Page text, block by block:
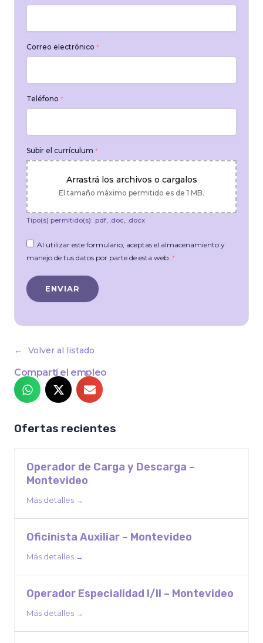
Correo electrónico *
Teléfono *
Subir el currículum *
Arrastrá los archivos o cargalos
El tamaño máximo permitido es de 1 MB.
Tipo(s) permitido(s): .pdf, .doc, .docx
Al utilizar este formulario, aceptas el almacenamiento y
manejo de tus datos por parte de esta web. *
Volver al listado
Compartí el empleo
Ofertas recientes
Operador de Carga y Descarga –
Montevideo
Más detalles
Oficinista Auxiliar – Montevideo
Más detalles
Operador Especialidad I/II – Montevideo
Más detalles